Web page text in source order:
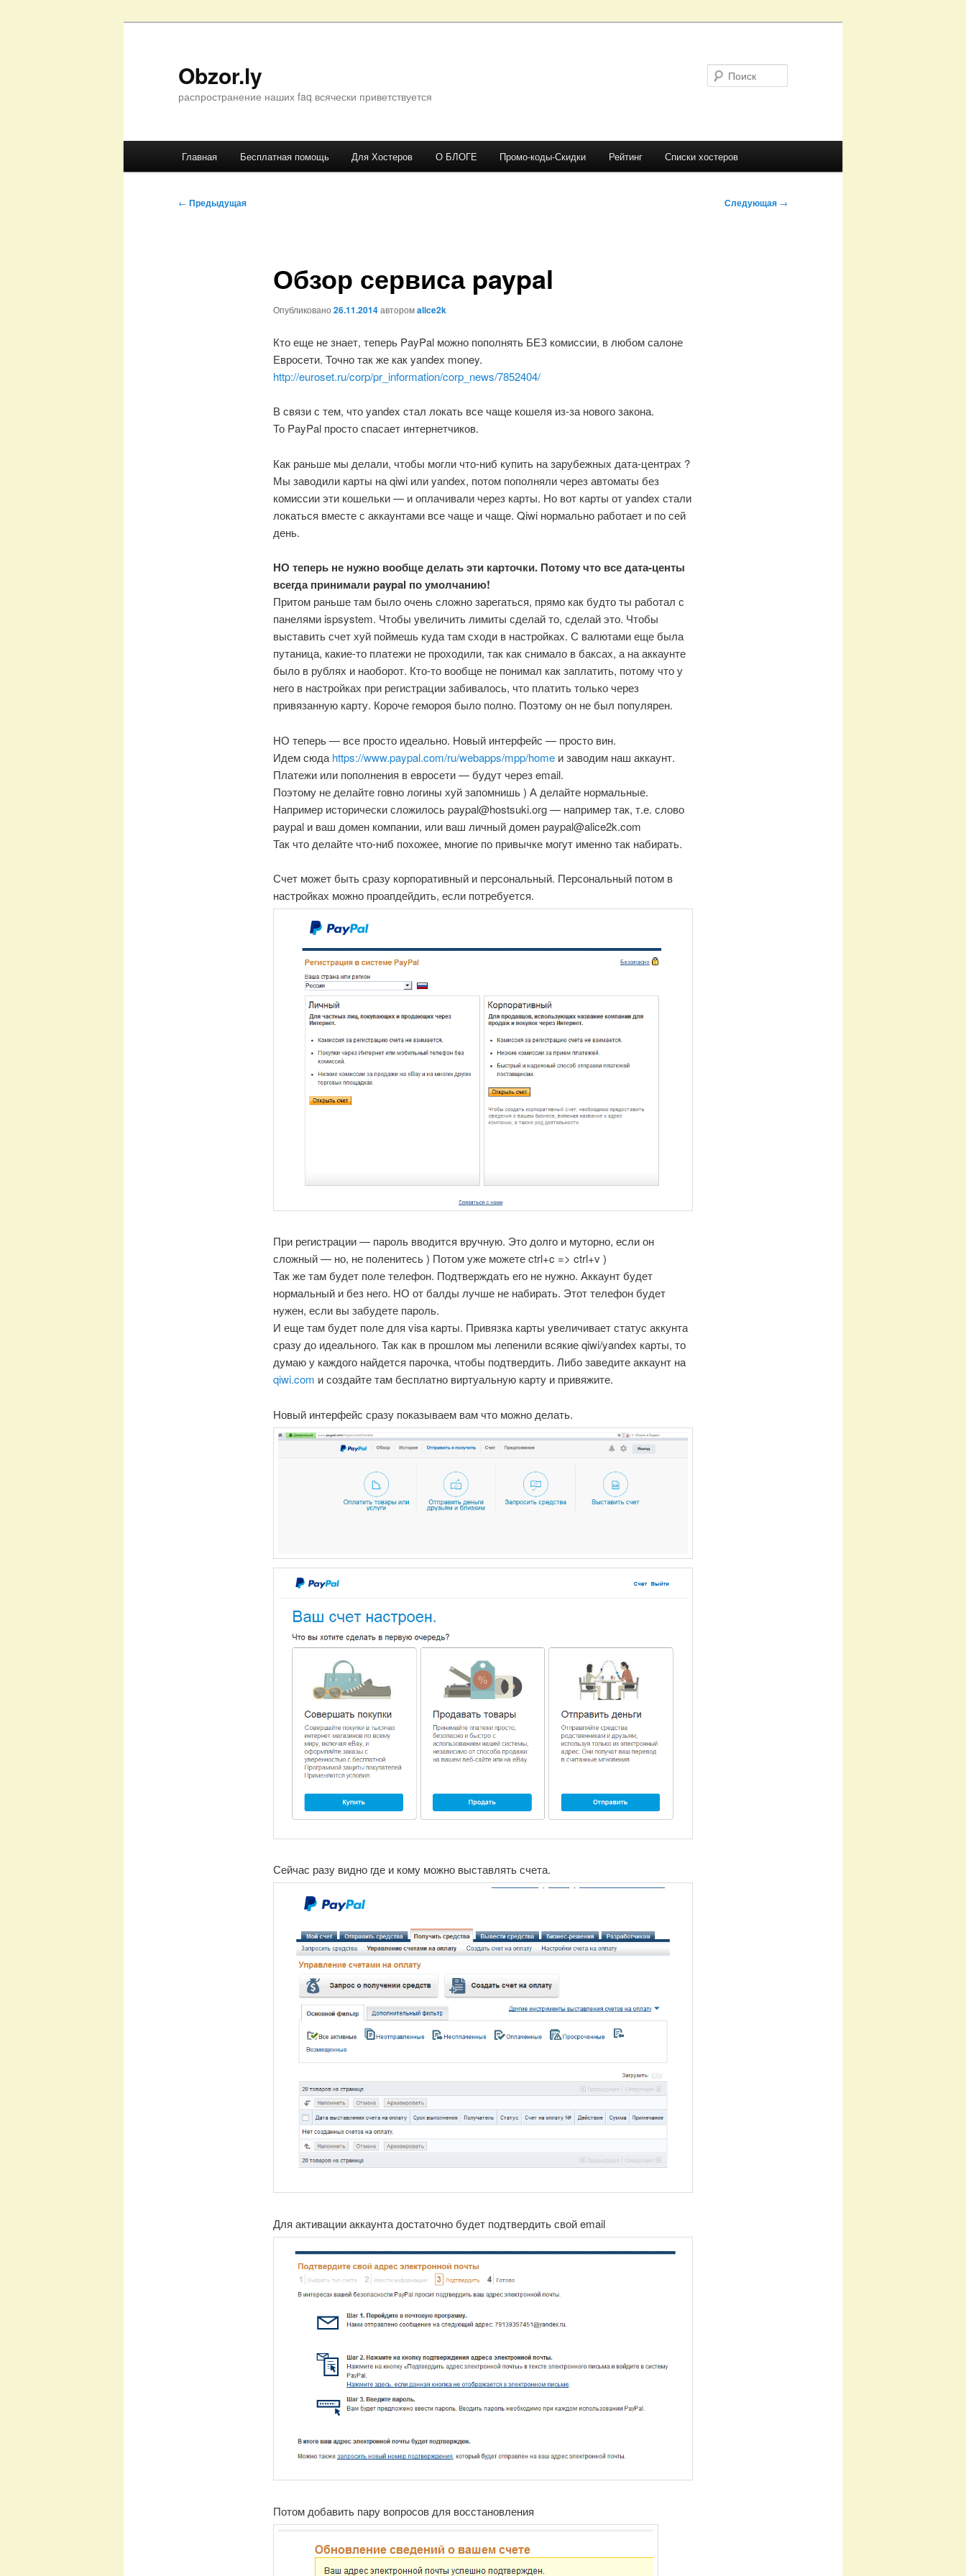
Obzor.ly
распространение наших faq всячески приветствуется
Главная Бесплатная помощь Для Хостеров О БЛОГЕ Промо-коды-Скидки Рейтинг Списки хостеров
Навигация
← Предыдущая Следующая →
Обзор сервиса paypal
Опубликовано 26.11.2014авторомalice2k
Кто еще не знает, теперь PayPal можно пополнять БЕЗ комиссии, в любом салоне
Евросети. Точно так же как yandex money.
http://euroset.ru/corp/pr_information/corp_news/7852404/
В связи с тем, что yandex стал локать все чаще кошеля из-за нового закона.
То PayPal просто спасает интернетчиков.
Как раньше мы делали, чтобы могли что-ниб купить на зарубежных дата-центрах ?
Мы заводили карты на qiwi или yandex, потом пополняли через автоматы без
комиссии эти кошельки — и оплачивали через карты. Но вот карты от yandex стали
локаться вместе с аккаунтами все чаще и чаще. Qiwi нормально работает и по сей
день.
НО теперь не нужно вообще делать эти карточки. Потому что все дата-центы
всегда принимали paypal по умолчанию!
Притом раньше там было очень сложно зарегаться, прямо как будто ты работал с
панелями ispsystem. Чтобы увеличить лимиты сделай то, сделай это. Чтобы
выставить счет хуй поймешь куда там сходи в настройках. С валютами еще была
путаница, какие-то платежи не проходили, так как снимало в баксах, а на аккаунте
было в рублях и наоборот. Кто-то вообще не понимал как заплатить, потому что у
него в настройках при регистрации забивалось, что платить только через
привязанную карту. Короче гемороя было полно. Поэтому он не был популярен.
НО теперь — все просто идеально. Новый интерфейс — просто вин.
Идем сюда https://www.paypal.com/ru/webapps/mpp/homeи заводим наш аккаунт.
Платежи или пополнения в евросети — будут через email.
Поэтому не делайте говно логины хуй запомнишь ) А делайте нормальные.
Например исторически сложилось paypal@hostsuki.org — например так, т.е. слово
paypal и ваш домен компании, или ваш личный домен paypal@alice2k.com
Так что делайте что-ниб похожее, многие по привычке могут именно так набирать.
Счет может быть сразу корпоративный и персональный. Персональный потом в
настройках можно проапдейдить, если потребуется.
При регистрации — пароль вводится вручную. Это долго и муторно, если он
сложный — но, не поленитесь ) Потом уже можете ctrl+c => ctrl+v )
Так же там будет поле телефон. Подтверждать его не нужно. Аккаунт будет
нормальный и без него. НО от балды лучше не набирать. Этот телефон будет
нужен, если вы забудете пароль.
И еще там будет поле для visa карты. Привязка карты увеличивает статус аккунта
сразу до идеального. Так как в прошлом мы лепенили всякие qiwi/yandex карты, то
думаю у каждого найдется парочка, чтобы подтвердить. Либо заведите аккаунт на
qiwi.com и создайте там бесплатно виртуальную карту и привяжите.
Новый интерфейс сразу показываем вам что можно делать.
Сейчас разу видно где и кому можно выставлять счета.
Для активации аккаунта достаточно будет подтвердить свой email
Потом добавить пару вопросов для восстановления